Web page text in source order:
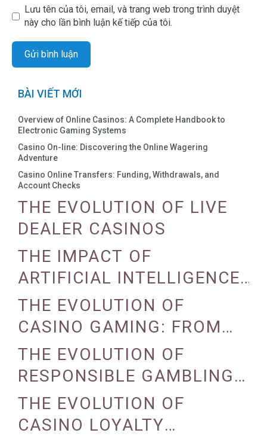
Lưu tên của tôi, email, và trang web trong trình duyệt
này cho lần bình luận kế tiếp của tôi.
BÀI VIẾT MỚI
Overview of Online Casinos: A Complete Handbook to
Electronic Gaming Systems
Casino On-line: Discovering the Online Wagering
Adventure
Casino Online Transfers: Funding, Withdrawals, and
Account Checks
THE EVOLUTION OF LIVE
DEALER CASINOS
THE IMPACT OF
ARTIFICIAL INTELLIGENCE
ON CASINO OPERATIONS
THE EVOLUTION OF
CASINO GAMING: FROM
TRADITIONAL TO DIGITAL
THE EVOLUTION OF
RESPONSIBLE GAMBLING
PRACTICES IN CASINOS
THE EVOLUTION OF
CASINO LOYALTY